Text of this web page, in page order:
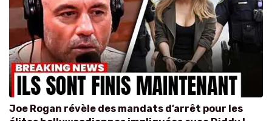
Joe Rogan révèle des mandats d’arrêt pour les